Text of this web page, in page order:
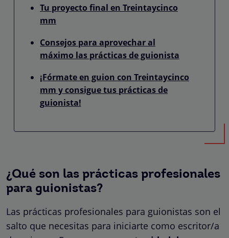
Tu proyecto final en Treintaycinco
mm
Consejos para aprovechar al
máximo las prácticas de guionista
¡Fórmate en guion con Treintaycinco
mm y consigue tus prácticas de
guionista!
¿Qué son las prácticas profesionales
para guionistas?
Las prácticas profesionales para guionistas son el
salto que necesitas para iniciarte como escritor/a